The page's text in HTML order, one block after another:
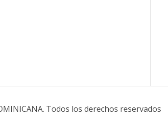
. Todos los derechos reservados